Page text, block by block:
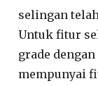
selingan
Untuk fitur
grade
mempunyai